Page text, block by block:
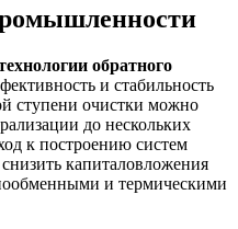
обратного
и стабильность
ступени очистки можно
до нескольких
к построению систем
капиталовложения
и термическими